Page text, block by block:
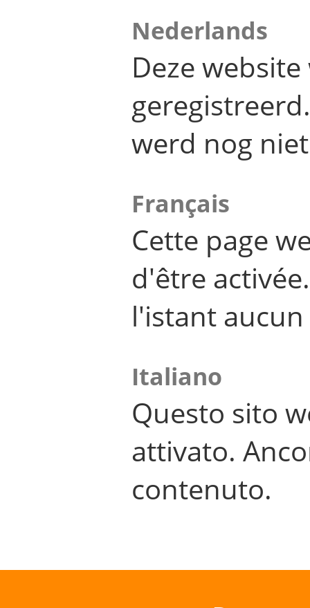
Nederlands
Deze
werd nog
Français
Cette page
d'être
l'istant
Italiano
Questo sito
attivato.
contenuto.